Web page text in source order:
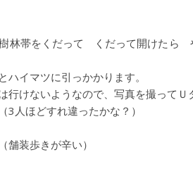
林帯をくだって くだって開けたら
イマツに引っかかります。
けないようなので、写真を撮ってＵ
人ほどすれ違ったかな？）
装歩きが辛い）